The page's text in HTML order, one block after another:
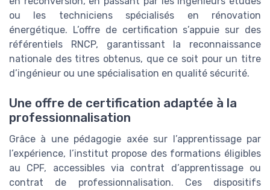
ou les techniciens spécialisés en rénovation
énergétique. L’offre de certification s’appuie sur des
référentiels RNCP, garantissant la reconnaissance
nationale des titres obtenus, que ce soit pour un titre
d’ingénieur ou une spécialisation en qualité sécurité.
Une offre de certification adaptée à la
professionnalisation
Grâce à une pédagogie axée sur l’apprentissage par
l’expérience, l’institut propose des formations éligibles
au CPF, accessibles via contrat d’apprentissage ou
contrat de professionnalisation. Ces dispositifs